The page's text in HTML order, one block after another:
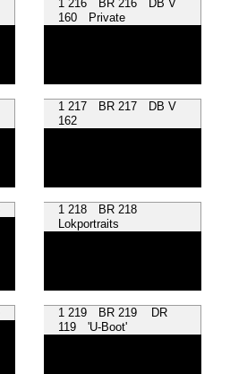
1 216 BR 216 DB V
160 Private
1 217 BR 217 DB V
162
1 218 BR 218
Lokportraits
1 219 BR 219 DR
119 'U-Boot'